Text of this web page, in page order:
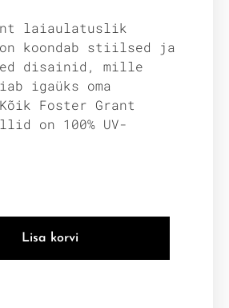
laiaulatuslik
koondab stiilsed ja
disainid, mille
igaüks oma
Foster Grant
on 100% UV-
Lisa korvi